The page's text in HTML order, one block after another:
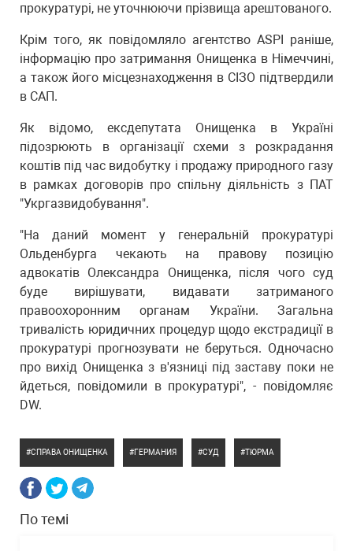
прокуратурі, не уточнюючи прізвища арештованого.
Крім того, як повідомляло агентство ASPI раніше,
інформацію про затримання Онищенка в Німеччині,
а також його місцезнаходження в СІЗО підтвердили
в САП.
Як відомо, ексдепутата Онищенка в Україні
підозрюють в організації схеми з розкрадання
коштів під час видобутку і продажу природного газу
в рамках договорів про спільну діяльність з ПАТ
"Укргазвидобування".
"На даний момент у генеральній прокуратурі
Ольденбурга чекають на правову позицію
адвокатів Олександра Онищенка, після чого суд
буде вирішувати, видавати затриманого
правоохоронним органам України. Загальна
тривалість юридичних процедур щодо екстрадиції в
прокуратурі прогнозувати не беруться. Одночасно
про вихід Онищенка з в'язниці під заставу поки не
йдеться, повідомили в прокуратурі", - повідомляє
DW.
СПРАВА ОНИЩЕНКА ГЕРМАНИЯ СУД ТЮРМА
По темі